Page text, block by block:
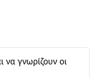
να γνωρίζουν οι